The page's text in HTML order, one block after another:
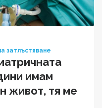
затлъстяване
имам
живот, тя ме